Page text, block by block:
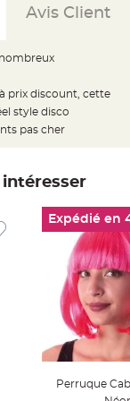
Avis Client
prix discount, cette
style disco
pas cher
Expédié en
Perruque